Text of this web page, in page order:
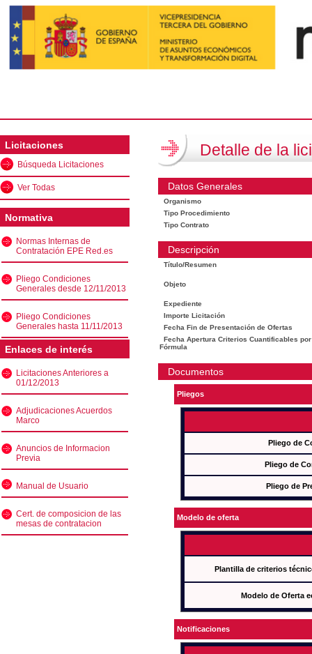
Licitaciones
Búsqueda Licitaciones
Ver Todas
Normativa
Normas Internas de
Contratación EPE Red.es
Pliego Condiciones
Generales desde 12/11/2013
Pliego Condiciones
Generales hasta 11/11/2013
Enlaces de interés
Licitaciones Anteriores a
01/12/2013
Adjudicaciones Acuerdos
Marco
Anuncios de Informacion
Previa
Manual de Usuario
Cert. de composicion de las
mesas de contratacion
Detalle de la
Datos Generales
Organismo
Tipo Procedimiento
Tipo Contrato
Descripción
Título/Resumen
Objeto
Expediente
Importe Licitación
Fecha Fin de Presentación de Ofertas
Fecha Apertura Criterios Cuantificables por
Fórmula
Documentos
Pliegos
Pliego de
Pliego de
Pliego de
Modelo de oferta
Plantilla de criterios
Modelo de Oferta
Notificaciones